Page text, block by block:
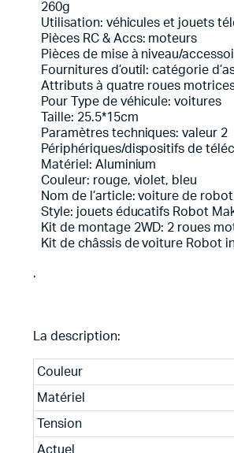
260g
Utilisation: véhicules et jouets
Pièces RC & Accs: moteurs
Pièces de mise à niveau/
Fournitures d’outil: catégorie
Attributs à quatre roues
Pour Type de véhicule: voitures
Taille: 25.5*15cm
Paramètres techniques: valeur 2
Périphériques/dispositifs de
Matériel: Aluminium
Couleur: rouge, violet, bleu
Nom de l’article: voiture de
Style: jouets éducatifs Robot
Kit de montage 2WD: 2 roues
Kit de châssis de voiture Robot
.
La description:
Couleur
Matériel
Tension
Actuel